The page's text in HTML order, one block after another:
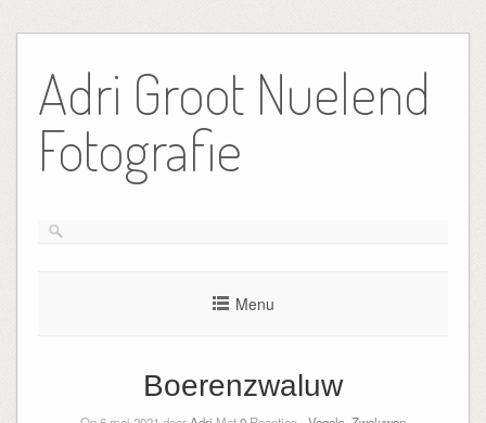
de
inhoud
Adri Groot Nuelend
Fotografie
Menu
Boerenzwaluw